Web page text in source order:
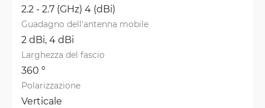
2.2 - 2.7 (GHz) 4 (dBi)
Guadagno dell'antenna mobile
2 dBi, 4 dBi
Larghezza del fascio
360 °
Polarizzazione
Verticale